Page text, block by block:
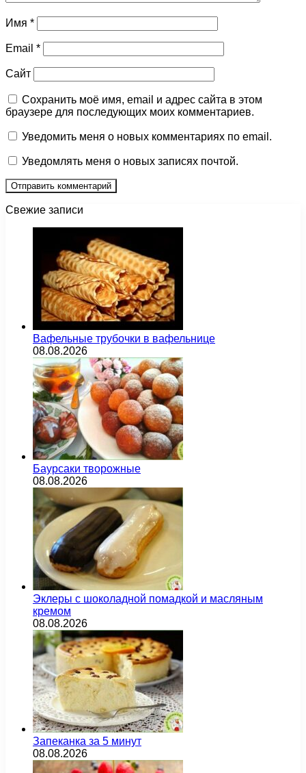
Имя *
Email *
Сайт
Сохранить моё имя, email и адрес сайта в этом
браузере для последующих моих комментариев.
Уведомить меня о новых комментариях по email.
Уведомлять меня о новых записях почтой.
Свежие записи
Вафельные трубочки в вафельнице
08.08.2026
Баурсаки творожные
08.08.2026
Эклеры с шоколадной помадкой и масляным
кремом
08.08.2026
Запеканка за 5 минут
08.08.2026